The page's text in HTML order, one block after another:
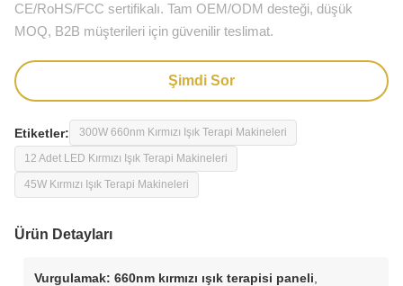
CE/RoHS/FCC sertifikalı. Tam OEM/ODM desteği, düşük
MOQ, B2B müşterileri için güvenilir teslimat.
Şimdi Sor
Etiketler: 300W 660nm Kırmızı Işık Terapi Makineleri
12 Adet LED Kırmızı Işık Terapi Makineleri
45W Kırmızı Işık Terapi Makineleri
Ürün Detayları
Vurgulamak: 660nm kırmızı ışık terapisi paneli